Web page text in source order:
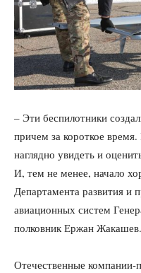
– Эти беспилотники
причем за короткое
наглядно увидеть и
И, тем не менее, начало
Департамента развития и
авиационных систем
полковник Ержан Жакашев.
Отечественные компании-